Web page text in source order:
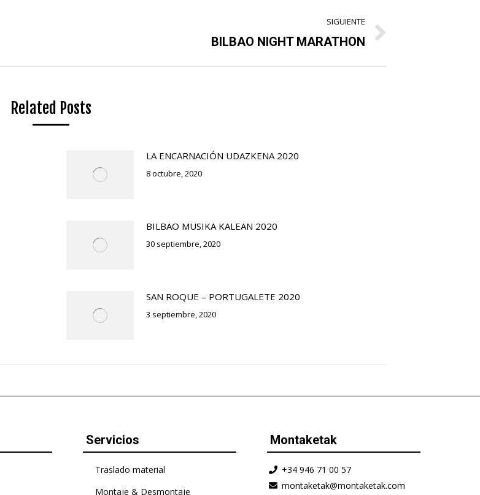
SIGUIENTE
BILBAO NIGHT MARATHON
Related Posts
LA ENCARNACIÓN UDAZKENA 2020
8 octubre, 2020
BILBAO MUSIKA KALEAN 2020
30 septiembre, 2020
SAN ROQUE – PORTUGALETE 2020
3 septiembre, 2020
Servicios
Traslado material
Montaje & Desmontaje
Montaketak
+34 946 71 00 57
montaketak@montaketak.com